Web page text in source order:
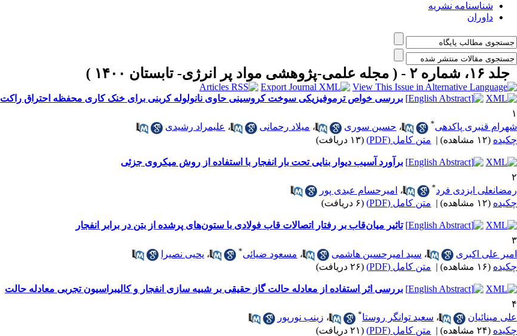
شناسنامه نشریه
داوران
جلد ۱۶، شماره ۲ - ( مجله علمی-پژوهشی مواد پر انرژی- تابستان ۱۴۰۰ )
بررسی خواص ترموفیزیکی سوخت کروسینی حاوی نانولوله کربنی برای خنک کاری محفظه احتراق راکت
۱
شهرام قنبری پاکدهی* ، حسین سوری ، میلاد رحمانی ، علیمراد رشیدی
چکیده (۱۲ مشاهده) | متن کامل (PDF) (۱۳ دریافت)
برآورد آسیب دیوار بنایی تحت بار انفجار با استفاده از روش میکروی جزئی
۲
رمضانعلی ایزدی فرد* ، امیرحسام عبدی پور
چکیده (۱۲ مشاهده) | متن کامل (PDF) (۶ دریافت)
تاثیر میان‌قاب بر رفتار اتصالات قاب‌ فولادی با ستون‌های پرشده از بتن در برابر انفجار
۳
امیر علی اکبری
، سید امیرحسین هاشمی ، مسعود ضیائی* ، یحیی نصیرا
چکیده (۱۶ مشاهده) | متن کامل (PDF) (۲۶ دریافت)
بررسی اثر استفاده از معادله حالت گاز حقیقی بر شبیه سازی انفجار و کالیبراسیون تجربی معادله حالت
۴
علی مینائیان
، سعید توانگر روستا* ، زینب نورپور
چکیده (۲۴ مشاهده) | متن کامل (PDF) (۲۱ دریافت)